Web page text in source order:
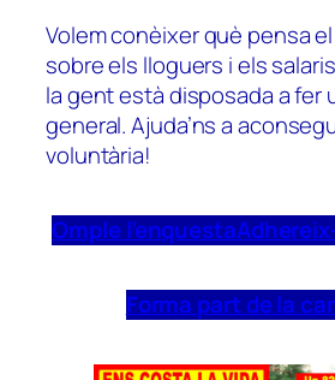
Volem conèixer què pensa
sobre els lloguers i els
la gent està disposada a fer
general. Ajuda’ns a
voluntària!
Omple l’enquesta
Forma part de la